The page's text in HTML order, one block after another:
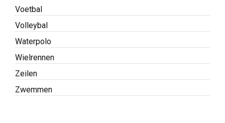
Voetbal
Volleybal
Waterpolo
Wielrennen
Zeilen
Zwemmen